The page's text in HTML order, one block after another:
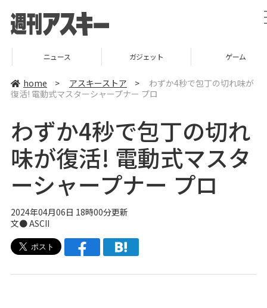
ニュース ガジェット ゲーム
home > アスキーストア >
わずか4秒で包丁の切れ味が
復活! 電動式マスターシャープナー プロ
わずか4秒で包丁の切れ
味が復活! 電動式マスタ
ーシャープナー プロ
2024年04月06日 18時00分更新
文● ASCII